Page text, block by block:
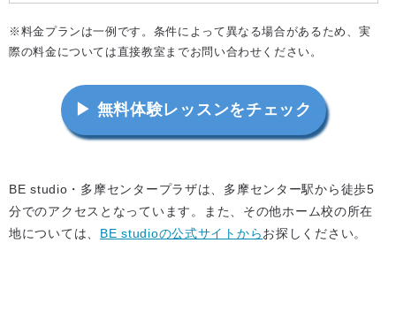
※料金プランは一例です。条件によって異なる場合があるため、実
際の料金については直接教室までお問い合わせください。
▶ 無料体験レッスンをチェック
BE studio・多摩センタープラザは、多摩センター駅から徒歩5
分でのアクセスとなっています。また、その他ホーム校の所在
地については、 BE studioの公式サイトからお探しください。